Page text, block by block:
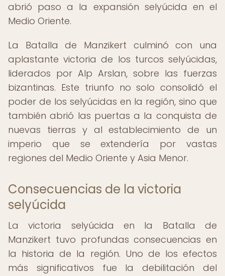
abrió paso a la expansión selyúcida en el
Medio Oriente.
La Batalla de Manzikert culminó con una
aplastante victoria de los turcos selyúcidas,
liderados por Alp Arslan, sobre las fuerzas
bizantinas. Este triunfo no solo consolidó el
poder de los selyúcidas en la región, sino que
también abrió las puertas a la conquista de
nuevas tierras y al establecimiento de un
imperio que se extendería por vastas
regiones del Medio Oriente y Asia Menor.
Consecuencias de la victoria
selyúcida
La victoria selyúcida en la Batalla de
Manzikert tuvo profundas consecuencias en
la historia de la región. Uno de los efectos
más significativos fue la debilitación del